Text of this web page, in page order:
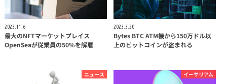
2023.11.6
最大のNFTマーケットプレイス
OpenSeaが従業員の50%を解雇
2023.3.20
Bytes BTC ATM機から150万ドル以
上のビットコインが盗まれる
ニュース イーサリアム